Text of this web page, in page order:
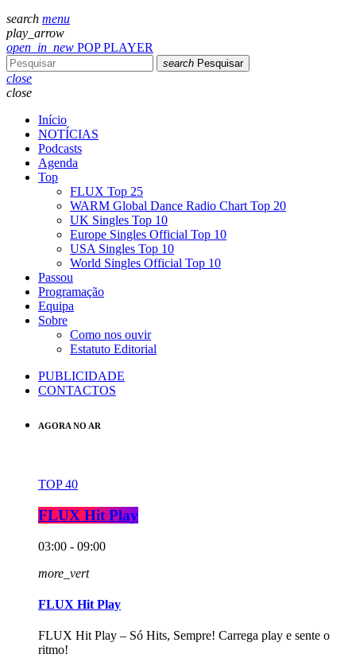
search menu
play_arrow
open_in_new POP PLAYER
search Pesquisar
close
close
Início
NOTÍCIAS
Podcasts
Agenda
Top
FLUX Top 25
WARM Global Dance Radio Chart Top 20
UK Singles Top 10
Europe Singles Official Top 10
USA Singles Top 10
World Singles Official Top 10
Passou
Programação
Equipa
Sobre
Como nos ouvir
Estatuto Editorial
PUBLICIDADE
CONTACTOS
AGORA NO AR
TOP 40
FLUX Hit Play
03:00 - 09:00
more_vert
FLUX Hit Play
FLUX Hit Play – Só Hits, Sempre! Carrega play e sente o
ritmo!